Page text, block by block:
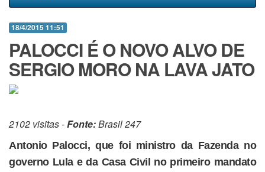
18/4/2015 11:51
PALOCCI É O NOVO ALVO DE
SERGIO MORO NA LAVA JATO
2102 visitas -Fonte:Brasil 247
Antonio Palocci, que foi ministro da Fazenda no
governo Lula e da Casa Civil no primeiro mandato